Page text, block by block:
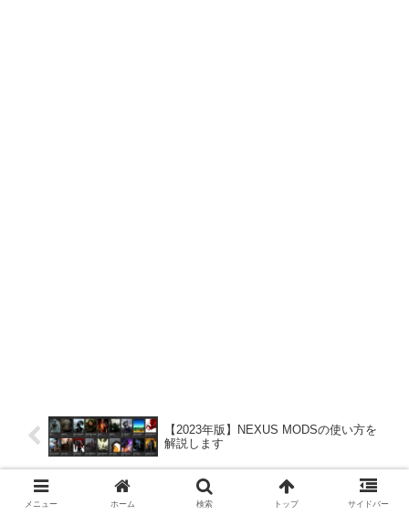
【2023年版】NEXUS MODSの使い方を
解説します
【Fallout76】銅を稼ぐのに最適なロケー
ション５選
メニュー ホーム 検索 トップ サイドバー